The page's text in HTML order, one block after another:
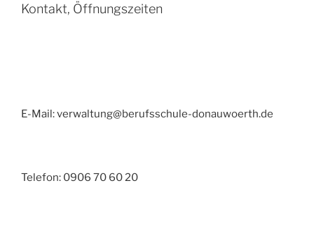
Kontakt, Öffnungszeiten
E-Mail: verwaltung@berufsschule-donauwoerth.de
Telefon: 0906 70 60 20